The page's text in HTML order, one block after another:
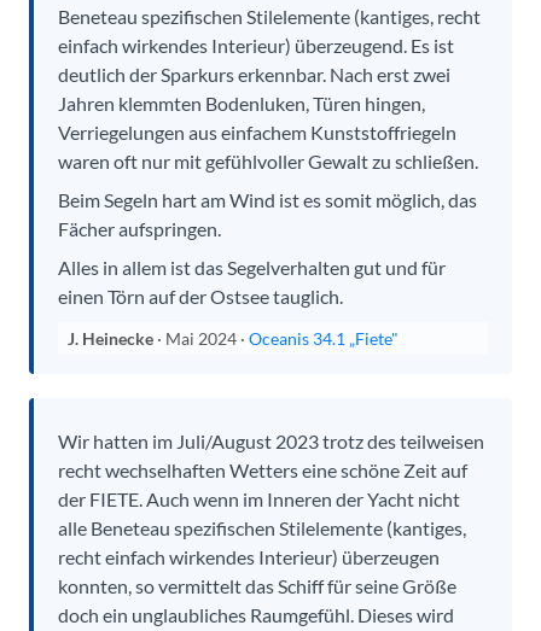
Beneteau spezifischen Stilelemente (kantiges, recht
einfach wirkendes Interieur) überzeugend. Es ist
deutlich der Sparkurs erkennbar. Nach erst zwei
Jahren klemmten Bodenluken, Türen hingen,
Verriegelungen aus einfachem Kunststoffriegeln
waren oft nur mit gefühlvoller Gewalt zu schließen.
Beim Segeln hart am Wind ist es somit möglich, das
Fächer aufspringen.
Alles in allem ist das Segelverhalten gut und für
einen Törn auf der Ostsee tauglich.
J. Heinecke · Mai 2024 · Oceanis 34.1 „Fiete"
Wir hatten im Juli/August 2023 trotz des teilweisen
recht wechselhaften Wetters eine schöne Zeit auf
der FIETE. Auch wenn im Inneren der Yacht nicht
alle Beneteau spezifischen Stilelemente (kantiges,
recht einfach wirkendes Interieur) überzeugen
konnten, so vermittelt das Schiff für seine Größe
doch ein unglaubliches Raumgefühl. Dieses wird